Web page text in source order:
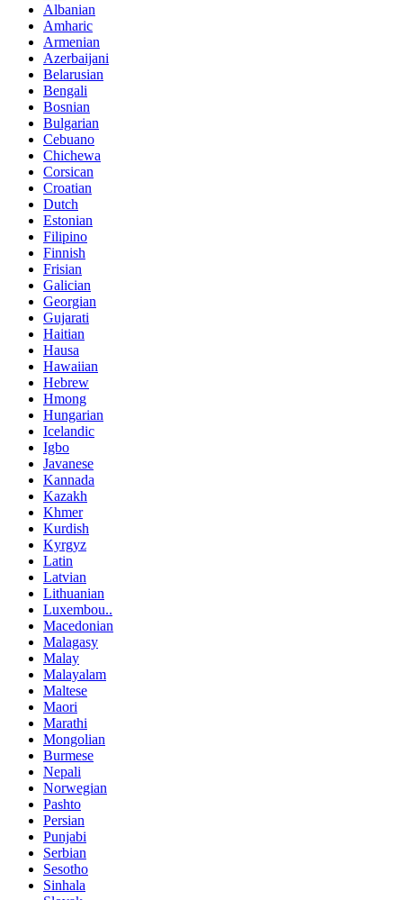
Albanian
Amharic
Armenian
Azerbaijani
Belarusian
Bengali
Bosnian
Bulgarian
Cebuano
Chichewa
Corsican
Croatian
Dutch
Estonian
Filipino
Finnish
Frisian
Galician
Georgian
Gujarati
Haitian
Hausa
Hawaiian
Hebrew
Hmong
Hungarian
Icelandic
Igbo
Javanese
Kannada
Kazakh
Khmer
Kurdish
Kyrgyz
Latin
Latvian
Lithuanian
Luxembou..
Macedonian
Malagasy
Malay
Malayalam
Maltese
Maori
Marathi
Mongolian
Burmese
Nepali
Norwegian
Pashto
Persian
Punjabi
Serbian
Sesotho
Sinhala